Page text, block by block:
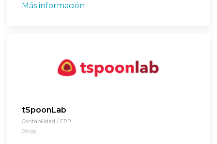
Más información
tSpoonLab
Contabilidad / ERP
Otros